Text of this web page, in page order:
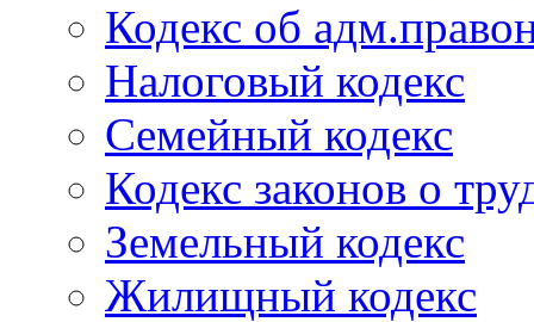
Кодекс об
Налоговый кодекс
Семейный кодекс
Кодекс законов о
Земельный кодекс
Жилищный кодекс